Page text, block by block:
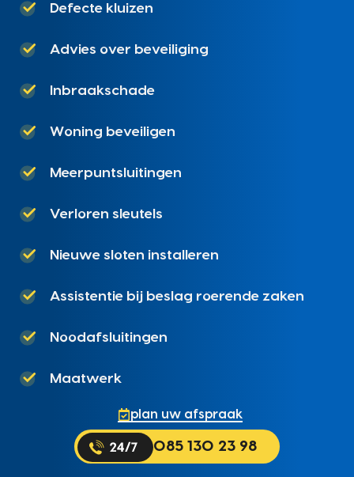
Defecte kluizen
Advies over beveiliging
Inbraakschade
Woning beveiligen
Meerpuntsluitingen
Verloren sleutels
Nieuwe sloten installeren
Assistentie bij beslag roerende zaken
Noodafsluitingen
Maatwerk
plan uw afspraak
085 130 23 98